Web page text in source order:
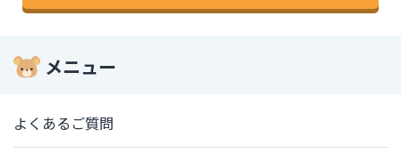
メニュー
よくあるご質問